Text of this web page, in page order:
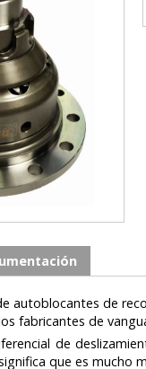
autoblocantes de
fabricantes de
de
que es mucho